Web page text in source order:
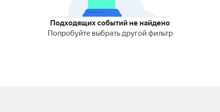
Подходящих событий не найдено
Попробуйте выбрать другой фильтр